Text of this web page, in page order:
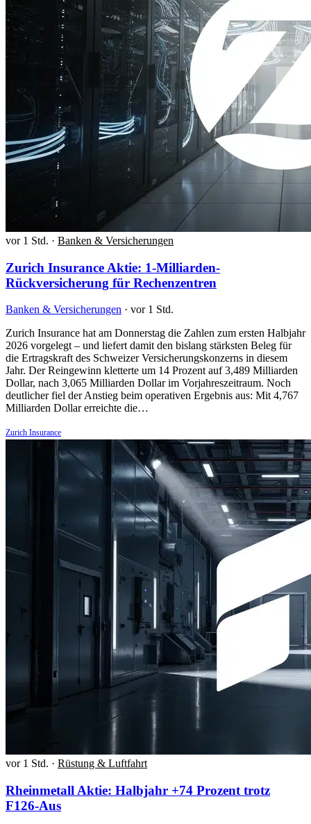
vor 1 Std. · Banken & Versicherungen
Zurich Insurance Aktie: 1-Milliarden-
Rückversicherung für Rechenzentren
Banken & Versicherungen · vor 1 Std.
Zurich Insurance hat am Donnerstag die Zahlen zum ersten Halbjahr
2026 vorgelegt – und liefert damit den bislang stärksten Beleg für
die Ertragskraft des Schweizer Versicherungskonzerns in diesem
Jahr. Der Reingewinn kletterte um 14 Prozent auf 3,489 Milliarden
Dollar, nach 3,065 Milliarden Dollar im Vorjahreszeitraum. Noch
deutlicher fiel der Anstieg beim operativen Ergebnis aus: Mit 4,767
Milliarden Dollar erreichte die…
Zurich Insurance
vor 1 Std. · Rüstung & Luftfahrt
Rheinmetall Aktie: Halbjahr +74 Prozent trotz
F126-Aus